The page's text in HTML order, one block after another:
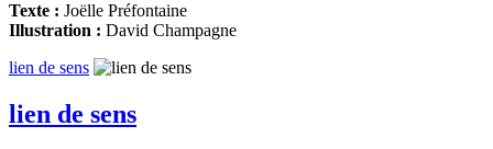
Texte : Joëlle Préfontaine
Illustration : David Champagne
lien de sens
lien de sens